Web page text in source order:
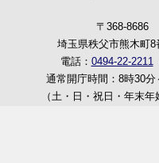
〒368-8686
埼玉県秩父市熊木町
電話： 0494-22-2211
通常開庁時間：8時30分
（土・日・祝日・年末